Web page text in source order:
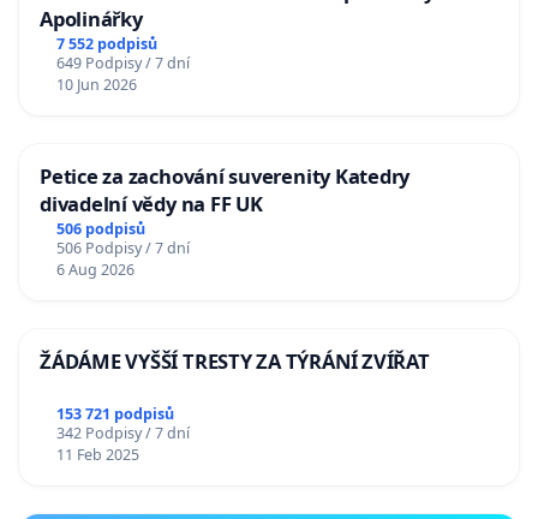
Apolinářky
7 552 podpisů
649 Podpisy / 7 dní
10 Jun 2026
Petice za zachování suverenity Katedry
divadelní vědy na FF UK
506 podpisů
506 Podpisy / 7 dní
6 Aug 2026
ŽÁDÁME VYŠŠÍ TRESTY ZA TÝRÁNÍ ZVÍŘAT
153 721 podpisů
342 Podpisy / 7 dní
11 Feb 2025